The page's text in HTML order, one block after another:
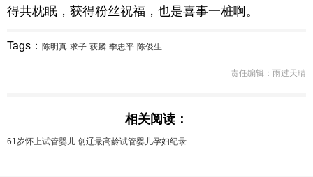
得共枕眠，获得粉丝祝福，也是喜事一桩啊。
Tags： 陈明真 求子 获麟 季忠平 陈俊生
责任编辑：雨过天晴
相关阅读：
61岁怀上试管婴儿 创辽最高龄试管婴儿孕妇纪录